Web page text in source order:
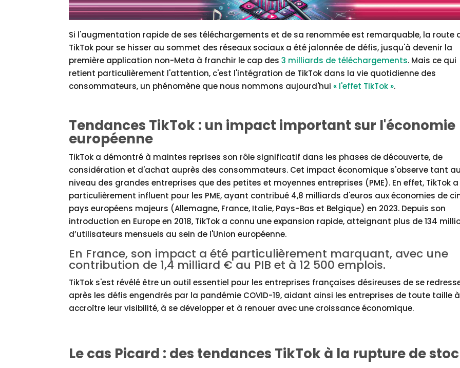
Si l'augmentation rapide de ses téléchargements et de sa renommée est remarquable, la route
TikTok pour se hisser au sommet des réseaux sociaux a été jalonnée de défis, jusqu'à devenir la
première application non-Meta à franchir le cap des3 milliards de téléchargements. Mais ce qui
retient particulièrement l'attention, c'est l'intégration de TikTok dans la vie quotidienne des
consommateurs, un phénomène que nous nommons aujourd'hui« l'effet TikTok ».
Tendances TikTok : un impact important sur l'économie
européenne
TikTok a démontré à maintes reprises son rôle significatif dans les phases de découverte, de
considération et d'achat auprès des consommateurs. Cet impact économique s'observe tant au
niveau des grandes entreprises que des petites et moyennes entreprises (PME). En effet, TikTok
particulièrement influent pour les PME, ayant contribué 4,8 milliards d'euros aux économies de
pays européens majeurs (Allemagne, France, Italie, Pays-Bas et Belgique) en 2023. Depuis son
introduction en Europe en 2018, TikTok a connu une expansion rapide, atteignant plus de 134
d’utilisateurs mensuels au sein de l'Union européenne.
En France, son impact a été particulièrement marquant, avec une
contribution de 1,4 milliard € au PIB et à 12 500 emplois.
TikTok s'est révélé être un outil essentiel pour les entreprises françaises désireuses de se
après les défis engendrés par la pandémie COVID-19, aidant ainsi les entreprises de toute taille à
accroître leur visibilité, à se développer et à renouer avec une croissance économique.
Le cas Picard : des tendances TikTok à la rupture de